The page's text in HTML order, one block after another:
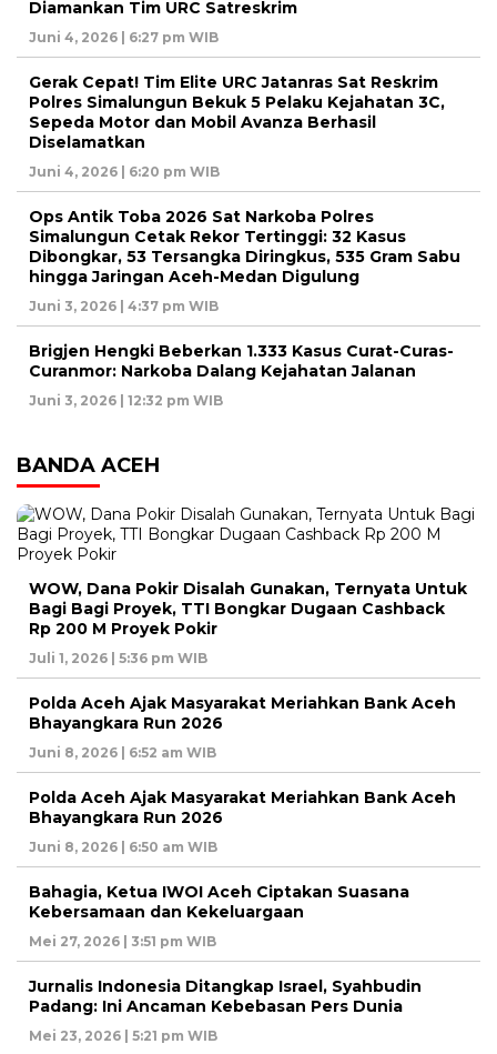
Diamankan Tim URC Satreskrim
Juni 4, 2026 | 6:27 pm WIB
Gerak Cepat! Tim Elite URC Jatanras Sat Reskrim
Polres Simalungun Bekuk 5 Pelaku Kejahatan 3C,
Sepeda Motor dan Mobil Avanza Berhasil
Diselamatkan
Juni 4, 2026 | 6:20 pm WIB
Ops Antik Toba 2026 Sat Narkoba Polres
Simalungun Cetak Rekor Tertinggi: 32 Kasus
Dibongkar, 53 Tersangka Diringkus, 535 Gram Sabu
hingga Jaringan Aceh-Medan Digulung
Juni 3, 2026 | 4:37 pm WIB
Brigjen Hengki Beberkan 1.333 Kasus Curat-Curas-
Curanmor: Narkoba Dalang Kejahatan Jalanan
Juni 3, 2026 | 12:32 pm WIB
BANDA ACEH
WOW, Dana Pokir Disalah Gunakan, Ternyata Untuk
Bagi Bagi Proyek, TTI Bongkar Dugaan Cashback
Rp 200 M Proyek Pokir
Juli 1, 2026 | 5:36 pm WIB
Polda Aceh Ajak Masyarakat Meriahkan Bank Aceh
Bhayangkara Run 2026
Juni 8, 2026 | 6:52 am WIB
Polda Aceh Ajak Masyarakat Meriahkan Bank Aceh
Bhayangkara Run 2026
Juni 8, 2026 | 6:50 am WIB
Bahagia, Ketua IWOI Aceh Ciptakan Suasana
Kebersamaan dan Kekeluargaan
Mei 27, 2026 | 3:51 pm WIB
Jurnalis Indonesia Ditangkap Israel, Syahbudin
Padang: Ini Ancaman Kebebasan Pers Dunia
Mei 23, 2026 | 5:21 pm WIB